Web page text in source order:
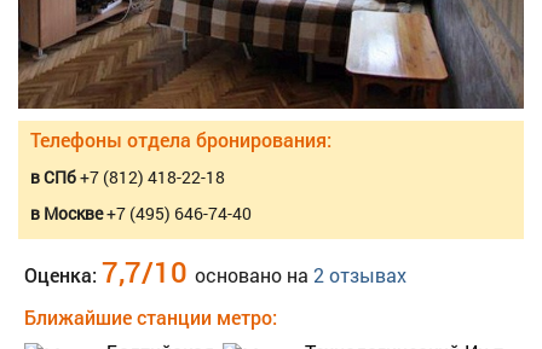
Телефоны отдела бронирования:
в СПб+7 (812) 418-22-18
в Москве+7 (495) 646-74-40
Оценка: 7,7/10 основано на 2отзывах
Ближайшие станции метро: